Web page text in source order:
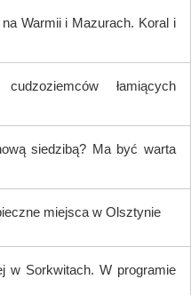
Warmii i Mazurach. Koral i
łamiących
siedzibą? Ma być warta
miejsca w Olsztynie
w Sorkwitach. W programie